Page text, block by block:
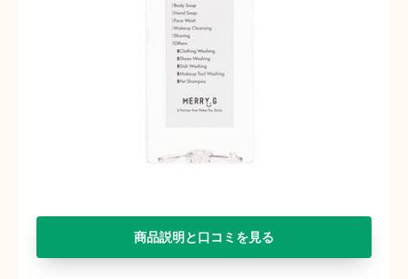
商品説明と口コミを見る